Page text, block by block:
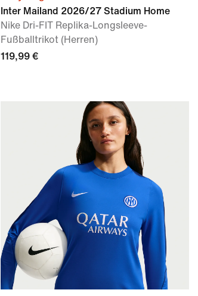
Inter Mailand 2026/27 Stadium Home
Nike Dri-FIT Replika-Longsleeve-
Fußballtrikot (Herren)
119,99 €